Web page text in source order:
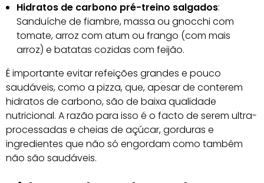
Hidratos de carbono pré-treino salgados:
Sanduíche de fiambre, massa ou gnocchi com
tomate, arroz com atum ou frango (com mais
arroz) e batatas cozidas com feijão.
É importante evitar refeições grandes e pouco
saudáveis, como a pizza, que, apesar de conterem
hidratos de carbono, são de baixa qualidade
nutricional. A razão para isso é o facto de serem ultra-
processadas e cheias de açúcar, gorduras e
ingredientes que não só engordam como também
não são saudáveis.